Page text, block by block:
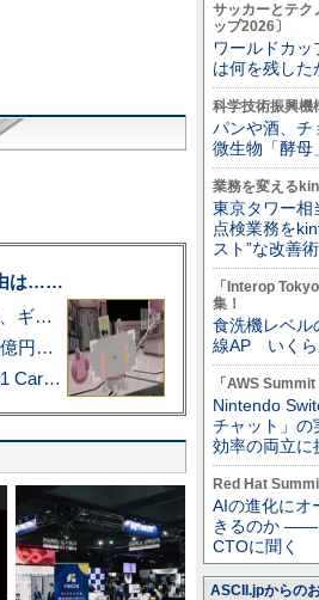
は……
プロ野球も対象に、急成長する「予測市場」 これは投資か、ギャンブルか
アマゾン配送を支える物流大手、ステーブルコイン企業に10億円投資のワケ
あこがれの旗艦モバイルノートPC最新モデル=「ThinkPad X1 Carbon Gen 14 Aura Edition」実機レビュー
サッカーとテク
ップ2026〕
ワールドカッ
は何を残し
科学技術振興機
パンや酒、チ
微生物「酵母
業務を変える
東京タワー相
点検業務を
スト”な改善術
「Interop
集！
食洗機レベル
線AP いくら
「AWS
Nintendo
チャット」
効率の両立に
Red Hat
AIの進化にオ
きるのか ――
CTOに聞く
ASCII.jpからの